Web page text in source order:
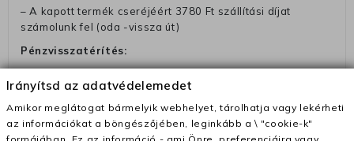
– A kapott termék cseréjéért 3780 Ft szállítási díjat
számolunk fel (oda -vissza út)
Pénzvisszatérítés:
Öntől a terméket/termékeket, vagy más futárral is
elküldheti. Olyan utávéttel küldött csomagot, melyne
értéke eltér 0 FT-tól, nem fogadunk el. A futárnak átadott
csomagba kérjük, hogy a visszaküldés könnyebb
Irányítsd az adatvédelemedet
Amikor meglátogat bármelyik webhelyet, tárolhatja vagy lekérheti
az információkat a böngészőjében, leginkább a \ "cookie-k"
formájában. Ez az információ - ami Önre, preferenciáira vagy